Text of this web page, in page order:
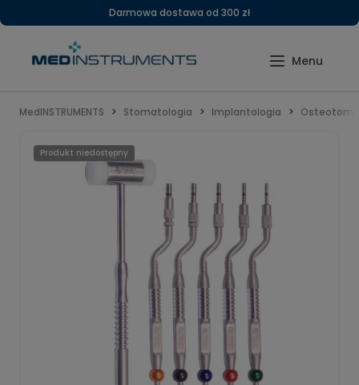
Darmowa dostawa od 300 zł
MedINSTRUMENTS Stomatologia Implantologia Osteotomy
Produkt niedostępny